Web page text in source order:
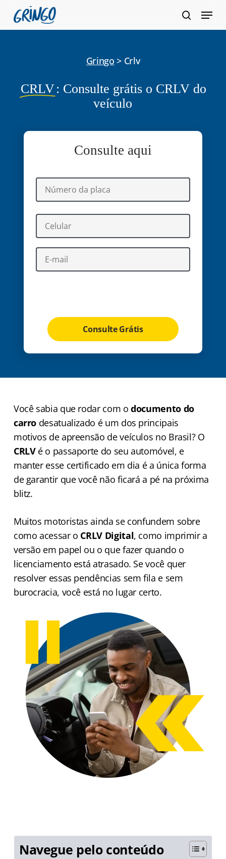
Pular
para
Menu
Gringo > Crlv
CRLV: Consulte grátis o CRLV do
veículo
Consulte aqui
Consulte Grátis
Você sabia que rodar com odocumento do
carro desatualizado é um dos principais
motivos de apreensão de veículos no Brasil? O
CRLVé o passaporte do seu automóvel, e
manter esse certificado em dia é a única forma
de garantir que você não ficará a pé na próxima
blitz.
Muitos motoristas ainda se confundem sobre
como acessar o CRLV Digital, como imprimir a
versão em papel ou o que fazer quando o
licenciamento está atrasado. Se você quer
resolver essas pendências sem fila e sem
burocracia, você está no lugar certo.
Navegue pelo conteúdo